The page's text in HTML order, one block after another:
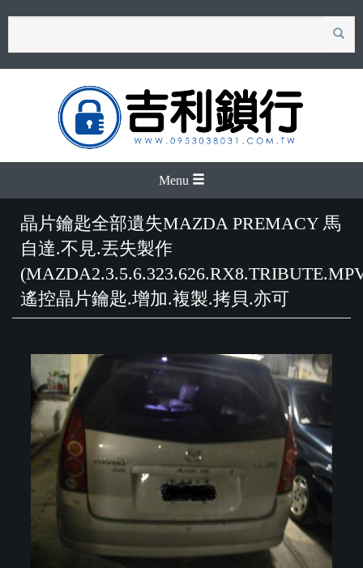
Menu
晶片鑰匙全部遺失MAZDA PREMACY 馬
自達.不見.丟失製作
遙控晶片鑰匙.增加.複製.拷貝.亦可